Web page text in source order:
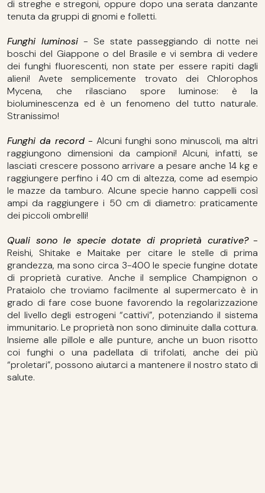
di streghe e stregoni, oppure dopo una serata danzante
tenuta da gruppi di gnomi e folletti.
Funghi luminosi- Se state passeggiando di notte nei
boschi del Giappone o del Brasile e vi sembra di vedere
dei funghi fluorescenti, non state per essere rapiti dagli
alieni! Avete semplicemente trovato dei Chlorophos
Mycena, che rilasciano spore luminose: è la
bioluminescenza ed è un fenomeno del tutto naturale.
Stranissimo!
Funghi da record- Alcuni funghi sono minuscoli, ma altri
raggiungono dimensioni da campioni! Alcuni, infatti, se
lasciati crescere possono arrivare a pesare anche 14 kg e
raggiungere perfino i 40 cm di altezza, come ad esempio
le mazze da tamburo. Alcune specie hanno cappelli così
ampi da raggiungere i 50 cm di diametro: praticamente
dei piccoli ombrelli!
Quali sono le specie dotate di proprietà curative?-
Reishi, Shitake e Maitake per citare le stelle di prima
grandezza, ma sono circa 3-400 le specie fungine dotate
di proprietà curative. Anche il semplice Champignon o
Prataiolo che troviamo facilmente al supermercato è in
grado di fare cose buone favorendo la regolarizzazione
del livello degli estrogeni “cattivi”, potenziando il sistema
immunitario. Le proprietà non sono diminuite dalla cottura.
Insieme alle pillole e alle punture, anche un buon risotto
coi funghi o una padellata di trifolati, anche dei più
“proletari”, possono aiutarci a mantenere il nostro stato di
salute.